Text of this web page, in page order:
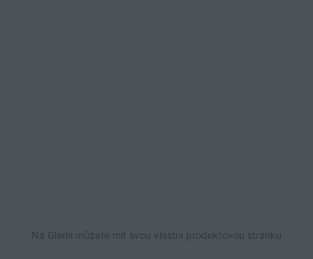
Na Glami můžete mít svou vlastní produktovou stránku